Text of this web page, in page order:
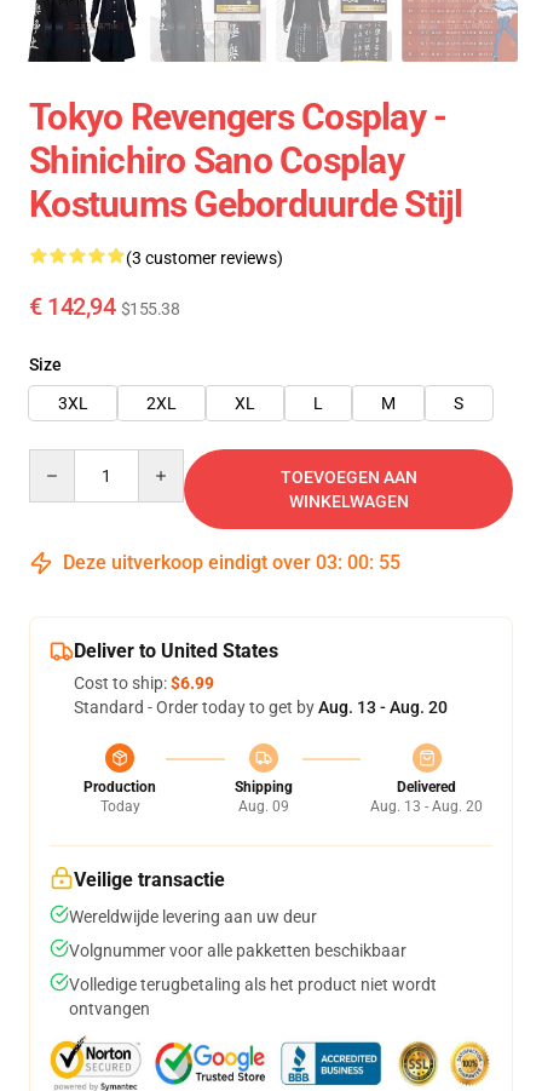
Tokyo Revengers Cosplay -
Shinichiro Sano Cosplay
Kostuums Geborduurde Stijl
(3 customer reviews)
€ 142,94 $155.38
Size
3XL
2XL XL L M S
TOEVOEGEN AAN
WINKELWAGEN
Deze uitverkoop eindigt over 03: 00: 54
Deliver to United States
Cost to ship:$6.99
Standard - Order today to get byAug. 13 - Aug. 20
Production
Today
Shipping
Aug. 09
Delivered
Aug. 13 - Aug. 20
Veilige transactie
Wereldwijde levering aan uw deur
Volgnummer voor alle pakketten beschikbaar
Volledige terugbetaling als het product niet wordt
ontvangen